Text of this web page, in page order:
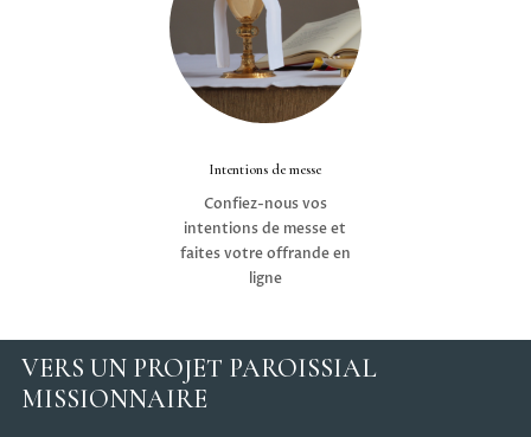
Intentions de messe
Confiez-nous vos
intentions de messe et
faites votre offrande en
ligne
VERS UN PROJET PAROISSIAL
MISSIONNAIRE